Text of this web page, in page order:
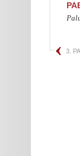
3.